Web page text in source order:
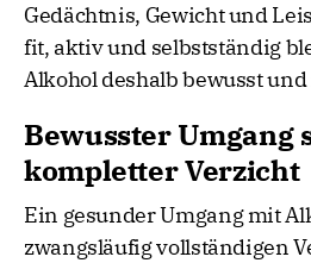
Gedächtnis, Gewicht und
fit, aktiv und selbstständig
Alkohol deshalb bewusst
Bewusster Umgang
kompletter Verzicht
Ein gesunder Umgang mit
zwangsläufig vollständigen